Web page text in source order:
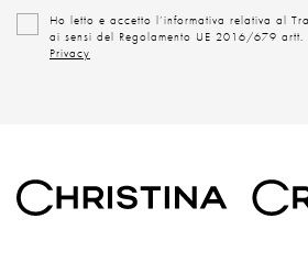
Ho letto e accetto l’informativa relativa al
ai sensi del Regolamento UE 2016/679
Privacy